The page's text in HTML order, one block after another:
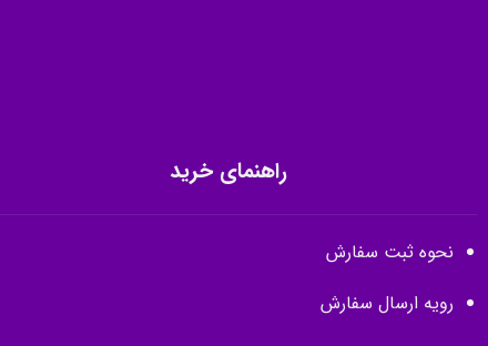
راهنمای خرید
نحوه ثبت سفارش
رویه ارسال سفارش